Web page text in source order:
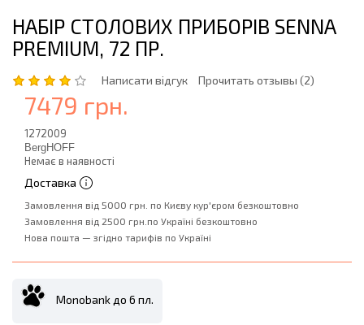
НАБІР СТОЛОВИХ ПРИБОРІВ SENNA
PREMIUM, 72 ПР.
Написати відгук Прочитать отзывы (2)
7479 грн.
1272009
BergHOFF
Немає в наявності
Доставка
Замовлення від 5000 грн. по Києву кур'єром безкоштовно
Замовлення від 2500 грн.по Україні безкоштовно
Нова пошта — згідно тарифів по Україні
Monobank до 6 пл.